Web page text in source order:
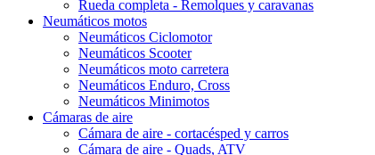
Rueda completa - Remolques y caravanas
Neumáticos motos
Neumáticos Ciclomotor
Neumáticos Scooter
Neumáticos moto carretera
Neumáticos Enduro, Cross
Neumáticos Minimotos
Cámaras de aire
Cámara de aire - cortacésped y carros
Cámara de aire - Quads, ATV